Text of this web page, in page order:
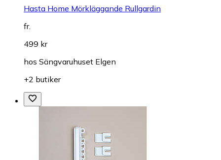
Hasta Home Mörkläggande Rullgardin
fr.
499 kr
hos Sängvaruhuset Elgen
+2 butiker